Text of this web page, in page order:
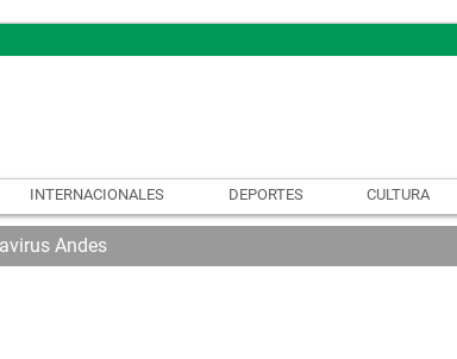
INTERNACIONALES DEPORTES CULTURA
Andes